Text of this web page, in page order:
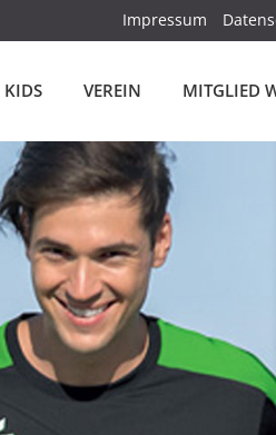
Impressum
KIDS VEREIN MITGLIED